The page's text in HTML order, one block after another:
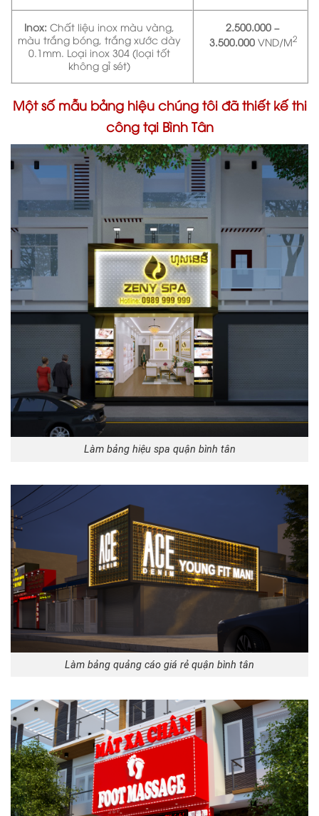
Inox: Chất liệu inox màu vàng,
màu trắng bóng, trắng xước dày
0.1mm. Loại inox 304 (loại tốt
không gỉ sét)
2.500.000 –
3.500.000VND/M2
Một số mẫu bảng hiệu chúng tôi đã thiết kế thi
công tại Bình Tân
Làm bảng hiệu spa quận bình tân
Làm bảng quảng cáo giá rẻ quận bình tân